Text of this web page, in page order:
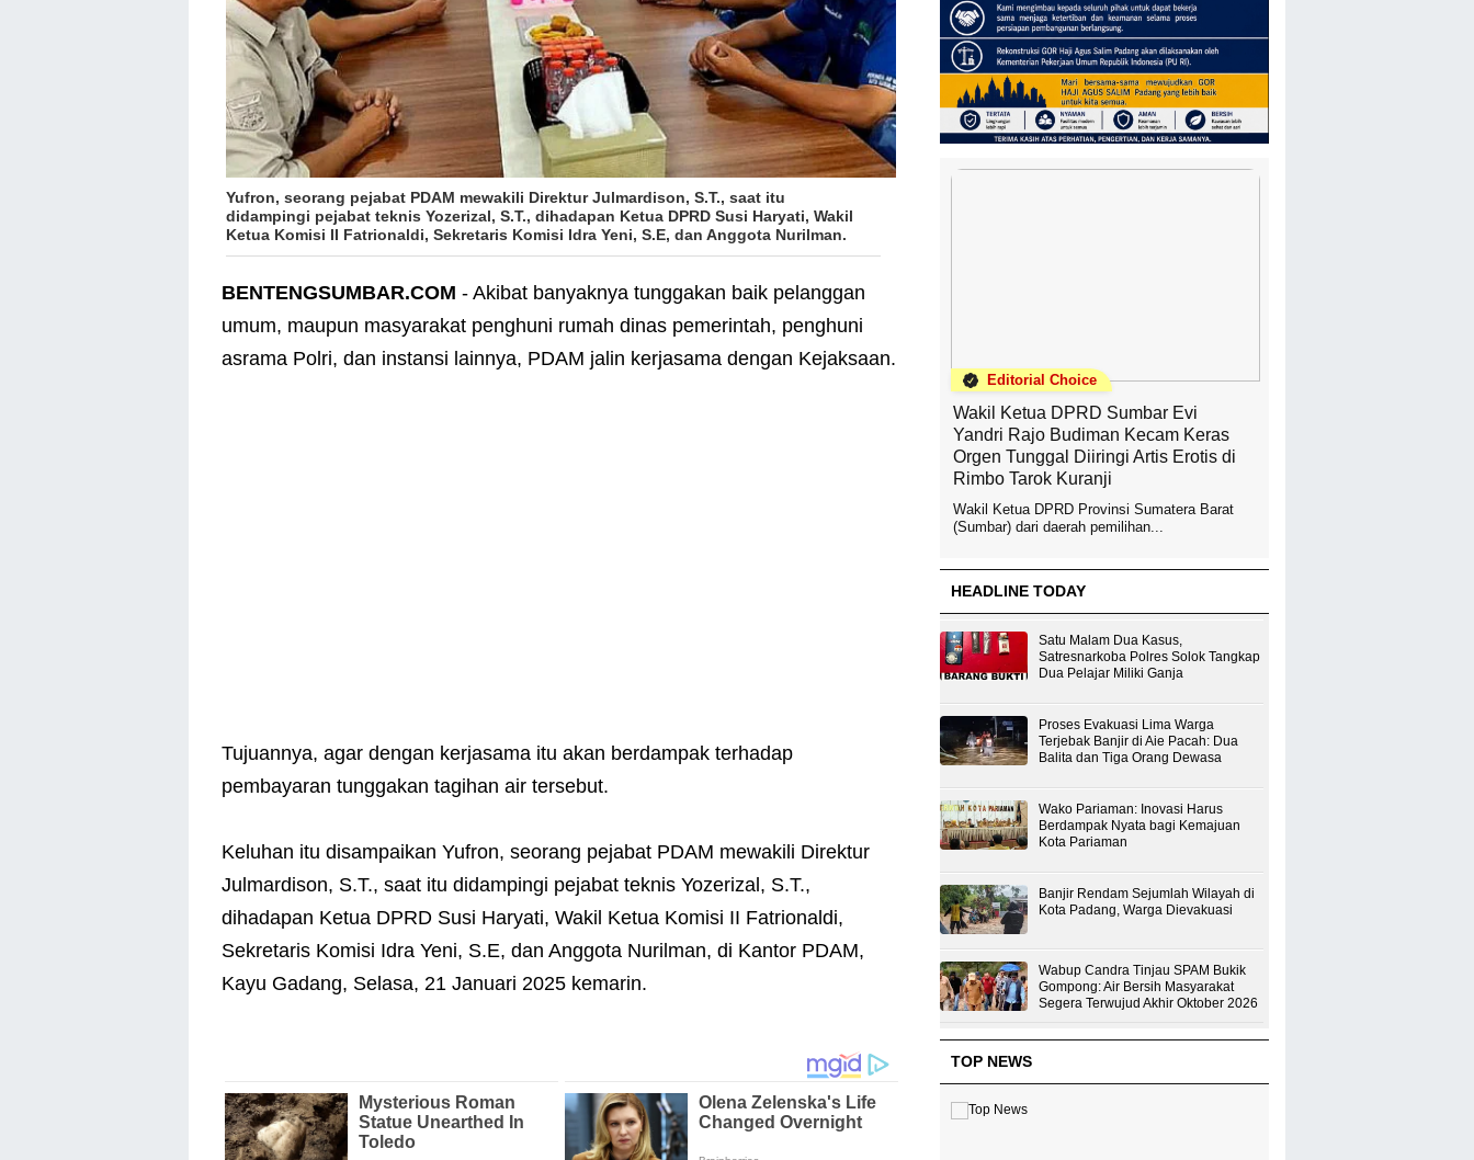
Yufron, seorang pejabat PDAM mewakili Direktur Julmardison, S.T., saat itu
didampingi pejabat teknis Yozerizal, S.T., dihadapan Ketua DPRD Susi Haryati, Wakil
Ketua Komisi II Fatrionaldi, Sekretaris Komisi Idra Yeni, S.E, dan Anggota Nurilman.
BENTENGSUMBAR.COM - Akibat banyaknya tunggakan baik pelanggan
umum, maupun masyarakat penghuni rumah dinas pemerintah, penghuni
asrama Polri, dan instansi lainnya, PDAM jalin kerjasama dengan Kejaksaan.
Tujuannya, agar dengan kerjasama itu akan berdampak terhadap
pembayaran tunggakan tagihan air tersebut.
Keluhan itu disampaikan Yufron, seorang pejabat PDAM mewakili Direktur
Julmardison, S.T., saat itu didampingi pejabat teknis Yozerizal, S.T.,
dihadapan Ketua DPRD Susi Haryati, Wakil Ketua Komisi II Fatrionaldi,
Sekretaris Komisi Idra Yeni, S.E, dan Anggota Nurilman, di Kantor PDAM,
Kayu Gadang, Selasa, 21 Januari 2025 kemarin.
Editorial Choice
Wakil Ketua DPRD Sumbar Evi
Yandri Rajo Budiman Kecam Keras
Orgen Tunggal Diiringi Artis Erotis di
Rimbo Tarok Kuranji
Wakil Ketua DPRD Provinsi Sumatera Barat
(Sumbar) dari daerah pemilihan...
HEADLINE TODAY
Satu Malam Dua Kasus,
Satresnarkoba Polres Solok Tangkap
Dua Pelajar Miliki Ganja
Proses Evakuasi Lima Warga
Terjebak Banjir di Aie Pacah: Dua
Balita dan Tiga Orang Dewasa
Wako Pariaman: Inovasi Harus
Berdampak Nyata bagi Kemajuan
Kota Pariaman
Banjir Rendam Sejumlah Wilayah di
Kota Padang, Warga Dievakuasi
Wabup Candra Tinjau SPAM Bukik
Gompong: Air Bersih Masyarakat
Segera Terwujud Akhir Oktober 2026
TOP NEWS